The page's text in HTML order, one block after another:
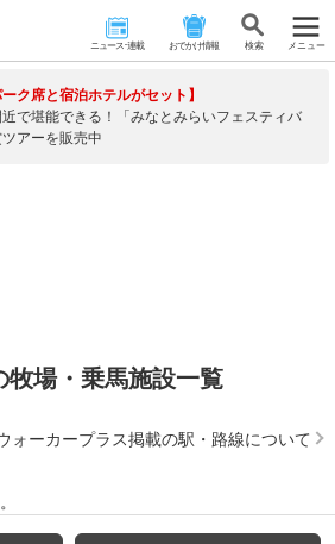
ニュース･連載 おでかけ情報 検 索 メニュー
ーク席と宿泊ホテルがセット】
で堪能できる！「みなとみらいフェスティバ
アーを販売中
牧場・乗馬施設一覧
ォーカープラス掲載の駅・路線について